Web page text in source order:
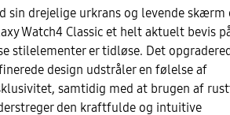
sin drejelige urkrans og levende skærm
Watch4 Classic et helt aktuelt bevis
stilelementer er tidløse. Det
design udstråler en følelse af
samtidig med at brugen af
den kraftfulde og intuitive